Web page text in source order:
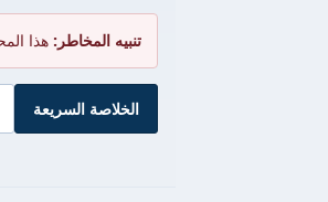
تنبيه المخاطر: هذا
الخلاصة السريعة